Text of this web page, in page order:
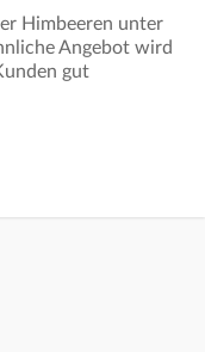
Himbeeren unter
Angebot wird
gut